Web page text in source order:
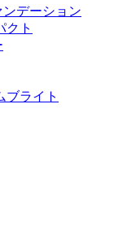
デーション
クト
ブライト